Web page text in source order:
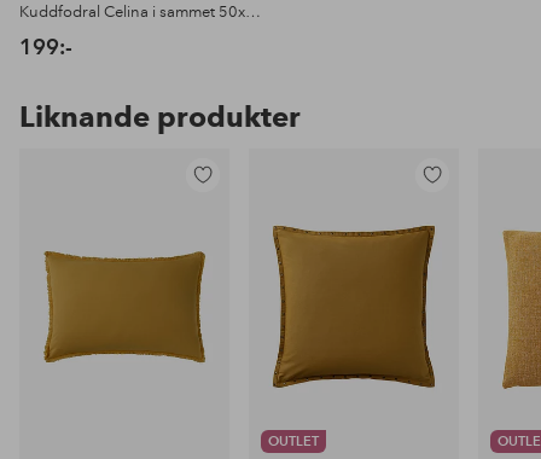
Kuddfodral Celina i sammet 50x50 cm
199:-
Liknande produkter
favoriter
OUTLET
i
favoriter